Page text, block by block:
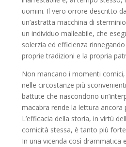
uomini. Il vero orrore descritto
un’astratta macchina di
un individuo malleabile, che
solerzia ed efficienza
proprie tradizioni e la propria
Non mancano i momenti
nelle circostanze più
battute che nascondono
macabra rende la lettura ancora
L’efficacia della storia, in virtù
comicità stessa, è tanto più
In una vicenda così drammatica